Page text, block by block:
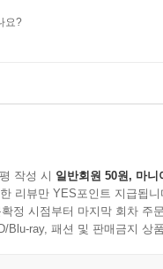
요?
작성 시 일반회원 50원, 마니
리뷰만 YES포인트 지급됩니
정 시점부터 마지막 회차 주
Blu-ray, 패션 및 판매금지 상